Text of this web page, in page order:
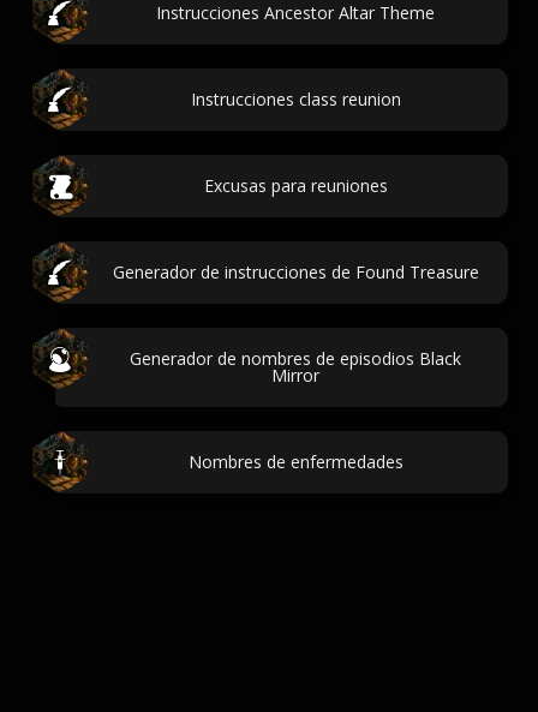
Instrucciones Ancestor Altar Theme
Instrucciones class reunion
Excusas para reuniones
Generador de instrucciones de Found Treasure
Generador de nombres de episodios Black
Mirror
Nombres de enfermedades